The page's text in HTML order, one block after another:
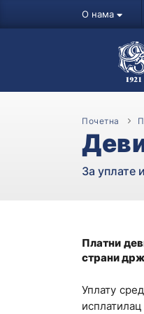
О нама
Почетна
За уплате
Платни
страни
Уплату